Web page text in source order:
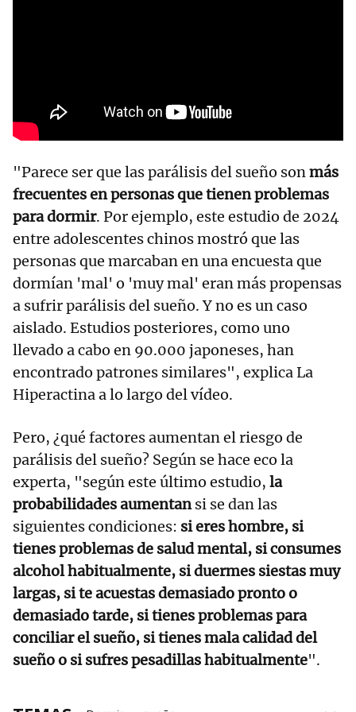
"Parece ser que las parálisis del sueño sonmás
frecuentes en personas que tienen problemas
para dormir. Por ejemplo, este estudio de 2024
entre adolescentes chinos mostró que las
personas que marcaban en una encuesta que
dormían 'mal' o 'muy mal' eran más propensas
a sufrir parálisis del sueño. Y no es un caso
aislado. Estudios posteriores, como uno
llevado a cabo en 90.000 japoneses, han
encontrado patrones similares", explica La
Hiperactina a lo largo del vídeo.
Pero, ¿qué factores aumentan el riesgo de
parálisis del sueño? Según se hace eco la
experta, "según este último estudio, la
probabilidades aumentansi se dan las
siguientes condiciones: si eres hombre, si
tienes problemas de salud mental, si consumes
alcohol habitualmente, si duermes siestas muy
largas, si te acuestas demasiado pronto o
demasiado tarde, si tienes problemas para
conciliar el sueño, si tienes mala calidad del
sueño o si sufres pesadillas habitualmente".